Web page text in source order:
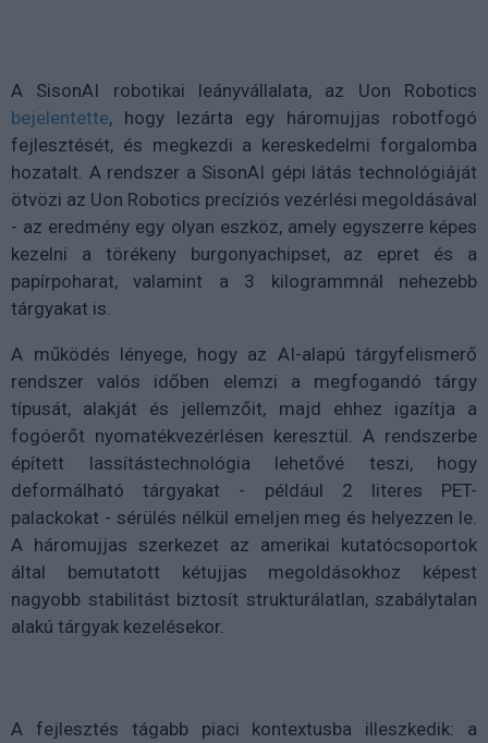
A SisonAI robotikai leányvállalata, az Uon Robotics
bejelentette, hogy lezárta egy háromujjas robotfogó
fejlesztését, és megkezdi a kereskedelmi forgalomba
hozatalt. A rendszer a SisonAI gépi látás technológiáját
ötvözi az Uon Robotics precíziós vezérlési megoldásával
- az eredmény egy olyan eszköz, amely egyszerre képes
kezelni a törékeny burgonyachipset, az epret és a
papírpoharat, valamint a 3 kilogrammnál nehezebb
tárgyakat is.
A működés lényege, hogy az AI-alapú tárgyfelismerő
rendszer valós időben elemzi a megfogandó tárgy
típusát, alakját és jellemzőit, majd ehhez igazítja a
fogóerőt nyomatékvezérlésen keresztül. A rendszerbe
épített lassítástechnológia lehetővé teszi, hogy
deformálható tárgyakat - például 2 literes PET-
palackokat - sérülés nélkül emeljen meg és helyezzen le.
A háromujjas szerkezet az amerikai kutatócsoportok
által bemutatott kétujjas megoldásokhoz képest
nagyobb stabilitást biztosít strukturálatlan, szabálytalan
alakú tárgyak kezelésekor.
A fejlesztés tágabb piaci kontextusba illeszkedik: a